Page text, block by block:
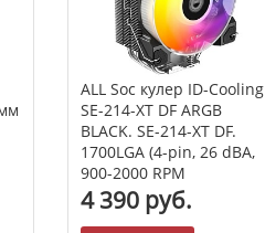
ALL Soc кулер ID-Cooling
SE-214-XT DF ARGB
BLACK. SE-214-XT DF.
1700LGA (4-pin, 26 dBA,
900-2000 RPM
4 390 руб.